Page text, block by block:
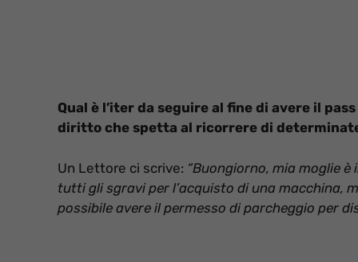
Qual è l’iter da seguire al fine di avere il
diritto che spetta al ricorrere di
Un Lettore ci scrive: “Buongiorno, mia moglie
tutti gli sgravi per l’acquisto di una macchina,
possibile avere il permesso di parcheggio per